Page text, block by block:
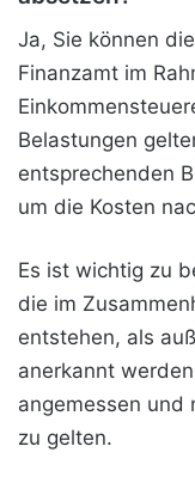
Ja, Sie können
Finanzamt im
Belastungen
entsprechenden
um die Kosten
Es ist wichtig zu
die im
entstehen, als
anerkannt
angemessen und
zu gelten.